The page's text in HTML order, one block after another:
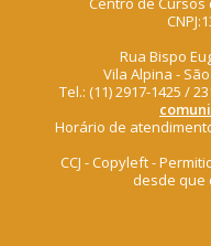
Rua Bispo
Vila Alpina - São
Tel.: (11) 2917-1425 /
Horário de
CCJ - Copyleft -
desde que